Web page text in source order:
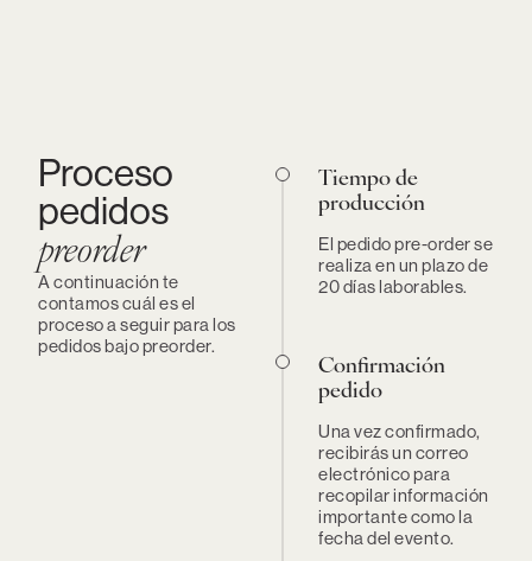
Proceso
pedidos
preorder
A continuación te
contamos cuál es el
proceso a seguir para los
pedidos bajo preorder.
Tiempo de
producción
El pedido pre-order se
realiza en un plazo de
20 días laborables.
Confirmación
pedido
Una vez confirmado,
recibirás un correo
electrónico para
recopilar información
importante como la
fecha del evento.